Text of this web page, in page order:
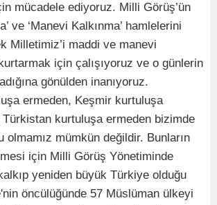
mücadele ediyoruz. Milli Görüş’ün
ve ‘Manevi Kalkınma’ hamlelerini
Milletimiz’i maddi ve manevi
kurtarmak için çalışıyoruz ve o günlerin
gönülden inanıyoruz.
ermeden, Keşmir kurtuluşa
kurtuluşa ermeden bizimde
olmamız mümkün değildir. Bunların
için Milli Görüş Yönetiminde
yeniden büyük Türkiye olduğu
öncülüğünde 57 Müslüman ülkeyi